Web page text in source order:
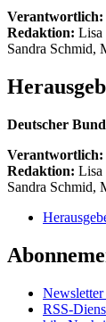
Verantwortlich:
Redaktion: Lisa
Sandra Schmid,
Deutscher
Verantwortlich:
Redaktion: Lisa
Sandra Schmid,
Newsletter
RSS-